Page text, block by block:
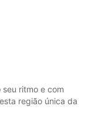
ritmo e com
região única da